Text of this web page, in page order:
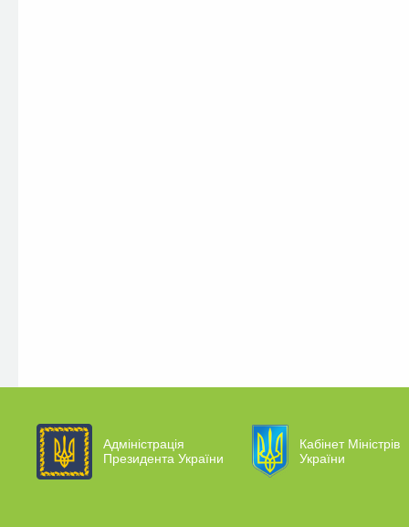
Адміністрація
Президента України
Кабінет Міністрів
України